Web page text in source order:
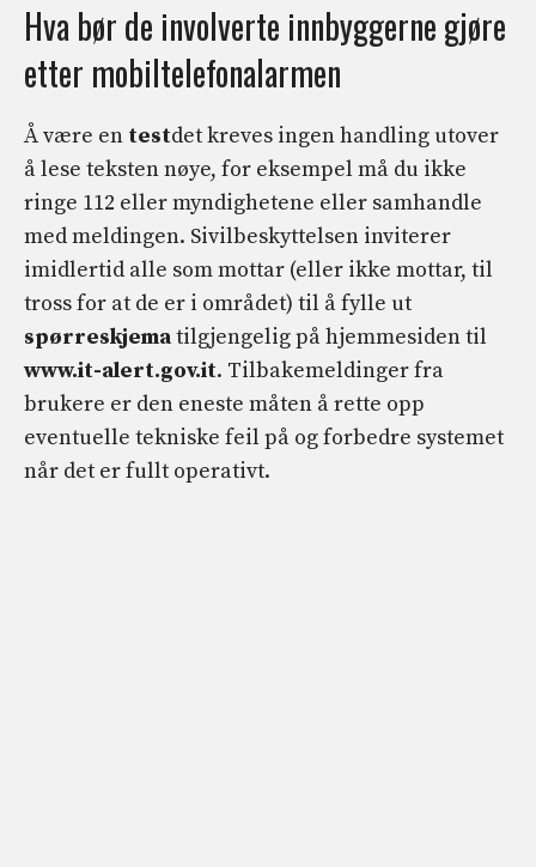
Hva bør de involverte innbyggerne gjøre
etter mobiltelefonalarmen
Å være en testdet kreves ingen handling utover
å lese teksten nøye, for eksempel må du ikke
ringe 112 eller myndighetene eller samhandle
med meldingen. Sivilbeskyttelsen inviterer
imidlertid alle som mottar (eller ikke mottar, til
tross for at de er i området) til å fylle ut
spørreskjematilgjengelig på hjemmesiden til
www.it-alert.gov.it. Tilbakemeldinger fra
brukere er den eneste måten å rette opp
eventuelle tekniske feil på og forbedre systemet
når det er fullt operativt.